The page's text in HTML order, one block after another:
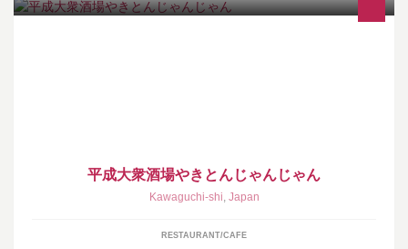
平成大衆酒場やきとんじゃんじゃん
Kawaguchi-shi, Japan
RESTAURANT/CAFE